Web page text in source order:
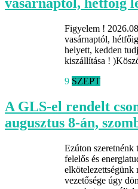
vasárnaptól, hétfőig
Figyelem !
vasárnaptól,
helyett, kedden
kiszállítása !
9 SZEPT
A GLS-el rendelt
augusztus 8-án,
Ezúton szeretnénk
felelős és
elkötelezettségünk
vezetősége úgy